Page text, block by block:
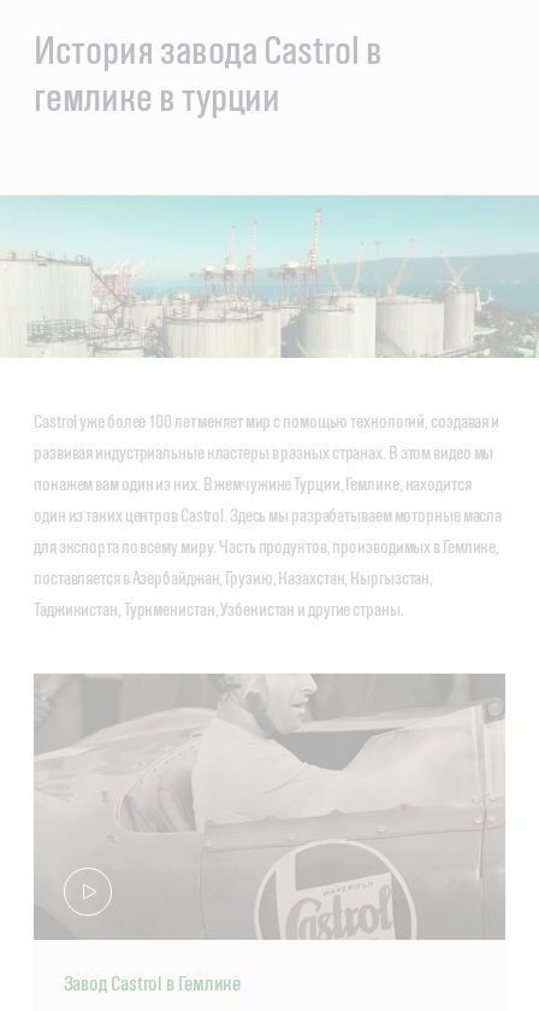
История завода Castrol в
гемлике в турции
Castrol уже более 100 лет меняет мир с помощью технологий, создавая и
развивая индустриальные кластеры в разных странах. В этом видео мы
покажем вам один из них. В жемчужине Турции, Гемлике, находится
один из таких центров Castrol. Здесь мы разрабатываем моторные масла
для экспорта по всему миру. Часть продуктов, производимых в Гемлике,
поставляется в Азербайджан, Грузию, Казахстан, Кыргызстан,
Таджикистан, Туркменистан, Узбекистан и другие страны.
Завод Castrol в Гемлике